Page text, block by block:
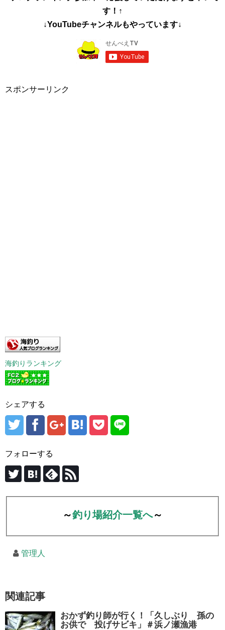
す！↑
↓YouTubeチャンネルもやっています↓
スポンサーリンク
海釣りランキング
シェアする
フォローする
～釣り場紹介一覧へ～
管理人
関連記事
おかず釣り師が行く！「久しぶり 孫の
お供で 投げサビキ」＃浜ノ瀬漁港